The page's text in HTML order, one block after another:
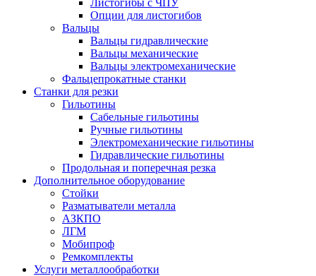
Листогибы с ЧПУ
Опции для листогибов
Вальцы
Вальцы гидравлические
Вальцы механические
Вальцы электромеханические
Фальцепрокатные станки
Станки для резки
Гильотины
Сабельные гильотины
Ручные гильотины
Электромеханические гильотины
Гидравлические гильотины
Продольная и поперечная резка
Дополнительное оборудование
Стойки
Разматыватели металла
АЗКПО
ЛГМ
Мобипроф
Ремкомплекты
Услуги металлообработки